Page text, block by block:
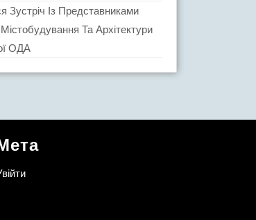
Зустріч Із Представниками
Та Архітектури
ОДА